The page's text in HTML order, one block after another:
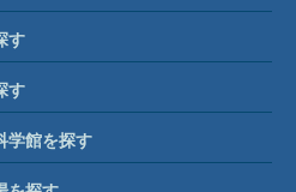
す
す
学館を探す